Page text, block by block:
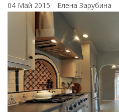
04 Май 2015 Елена Зарубина